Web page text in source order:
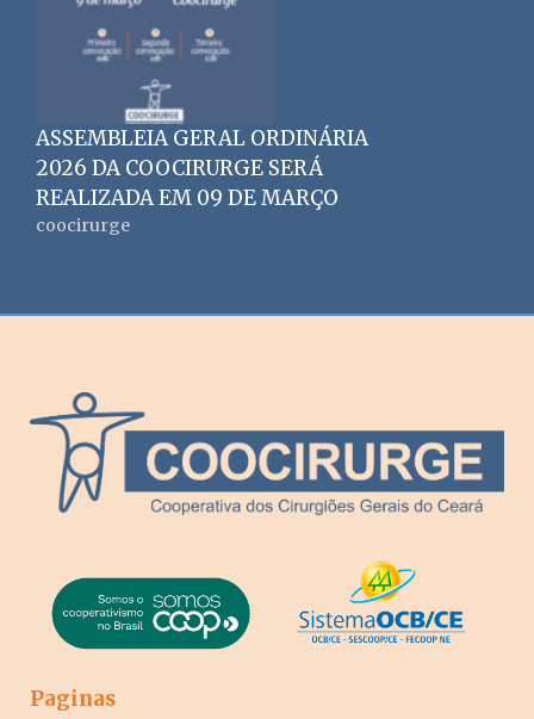
ASSEMBLEIA GERAL ORDINÁRIA
2026 DA COOCIRURGE SERÁ
REALIZADA EM 09 DE MARÇO
coocirurge
Paginas